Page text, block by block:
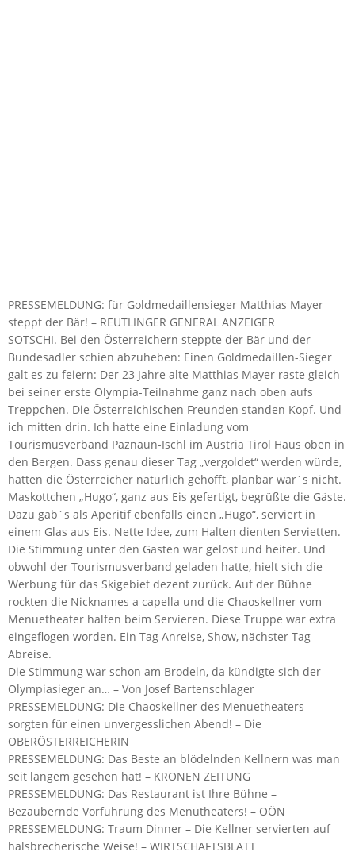
PRESSEMELDUNG: für Goldmedaillensieger Matthias Mayer
steppt der Bär! – REUTLINGER GENERAL ANZEIGER
SOTSCHI. Bei den Österreichern steppte der Bär und der
Bundesadler schien abzuheben: Einen Goldmedaillen-Sieger
galt es zu feiern: Der 23 Jahre alte Matthias Mayer raste gleich
bei seiner erste Olympia-Teilnahme ganz nach oben aufs
Treppchen. Die Österreichischen Freunden standen Kopf. Und
ich mitten drin. Ich hatte eine Einladung vom
Tourismusverband Paznaun-Ischl im Austria Tirol Haus oben in
den Bergen. Dass genau dieser Tag „vergoldet“ werden würde,
hatten die Österreicher natürlich gehofft, planbar war´s nicht.
Maskottchen „Hugo“, ganz aus Eis gefertigt, begrüßte die Gäste.
Dazu gab´s als Aperitif ebenfalls einen „Hugo“, serviert in
einem Glas aus Eis. Nette Idee, zum Halten dienten Servietten.
Die Stimmung unter den Gästen war gelöst und heiter. Und
obwohl der Tourismusverband geladen hatte, hielt sich die
Werbung für das Skigebiet dezent zurück. Auf der Bühne
rockten die Nicknames a capella und die Chaoskellner vom
Menuetheater halfen beim Servieren. Diese Truppe war extra
eingeflogen worden. Ein Tag Anreise, Show, nächster Tag
Abreise.
Die Stimmung war schon am Brodeln, da kündigte sich der
Olympiasieger an… – Von Josef Bartenschlager
PRESSEMELDUNG: Die Chaoskellner des Menuetheaters
sorgten für einen unvergesslichen Abend! – Die
OBERÖSTERREICHERIN
PRESSEMELDUNG: Das Beste an blödelnden Kellnern was man
seit langem gesehen hat! – KRONEN ZEITUNG
PRESSEMELDUNG: Das Restaurant ist Ihre Bühne –
Bezaubernde Vorführung des Menütheaters! – OÖN
PRESSEMELDUNG: Traum Dinner – Die Kellner servierten auf
halsbrecherische Weise! – WIRTSCHAFTSBLATT